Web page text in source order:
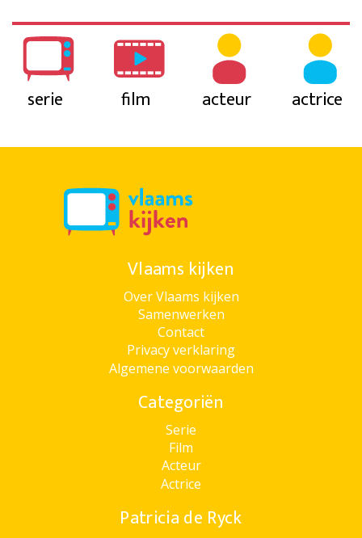
serie film acteur actrice
Vlaams kijken
Over Vlaams kijken
Samenwerken
Contact
Privacy verklaring
Algemene voorwaarden
Categoriën
Serie
Film
Acteur
Actrice
Patricia de Ryck